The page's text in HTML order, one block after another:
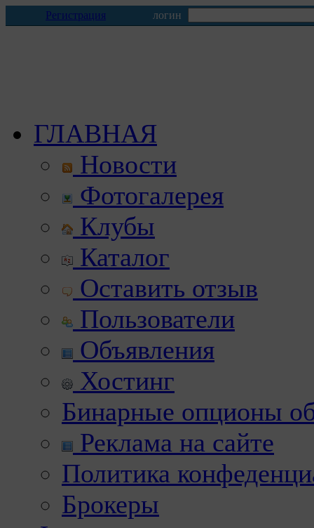
Регистрация логин
ГЛАВНАЯ
Новости
Фотогалерея
Клубы
Каталог
Оставить отзыв
Пользователи
Объявления
Хостинг
Бинарные опционы
Реклама на сайте
Политика
Брокеры